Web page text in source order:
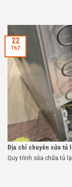
Địa chỉ chuyên sửa tủ
Quy trình sửa chữa tủ
22
Th7